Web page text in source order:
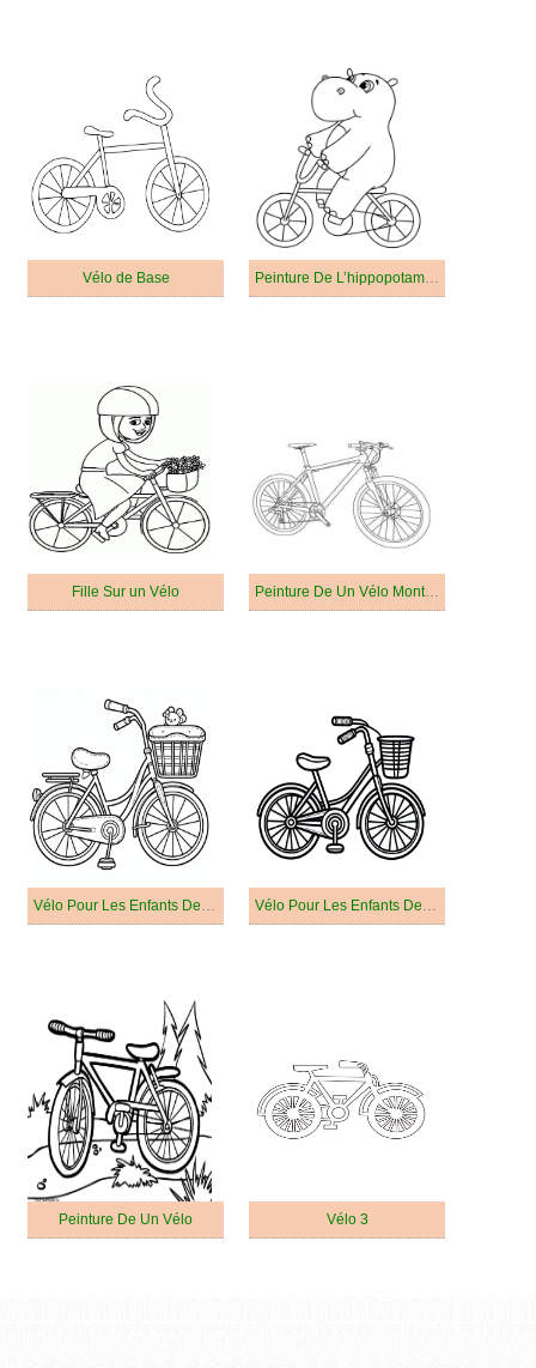
Vélo de Base
Fille Sur un Vélo Peinture De Un Vélo Montagne
Peinture De Un Vélo Vélo 3